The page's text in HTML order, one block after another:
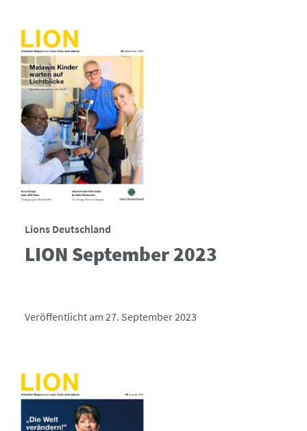
Lions Deutschland
LION September 2023
Veröffentlicht am 27. September 2023